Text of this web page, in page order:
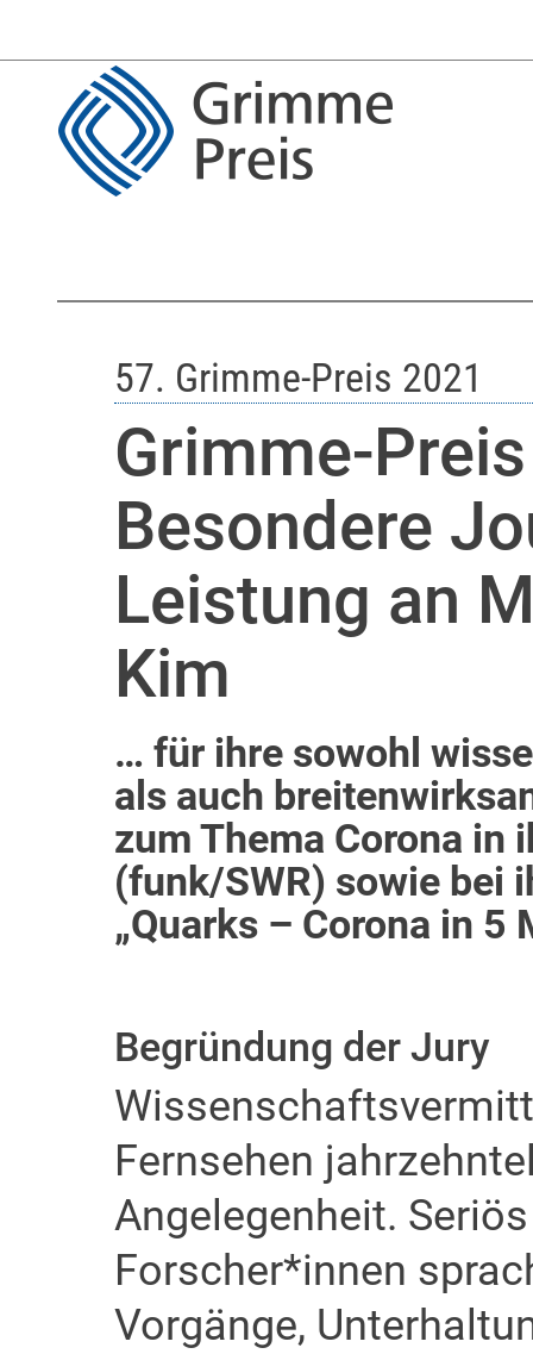
57. Grimme-Preis 2021
Grimme-
Besondere
Leistung an
Kim
… für ihre sowohl
als auch
zum Thema Corona in
(funk/SWR) sowie bei
„Quarks – Corona in 5
Begründung der Jury
Fernsehen
Angelegenheit.
Forscher*innen
Vorgänge,